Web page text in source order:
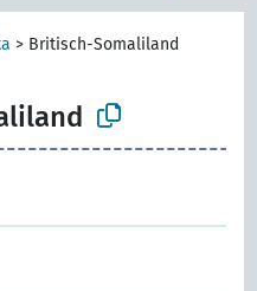
> Britisch-Somaliland